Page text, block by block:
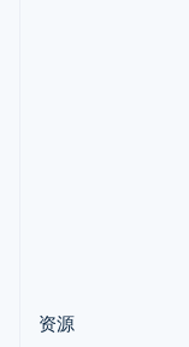
资源